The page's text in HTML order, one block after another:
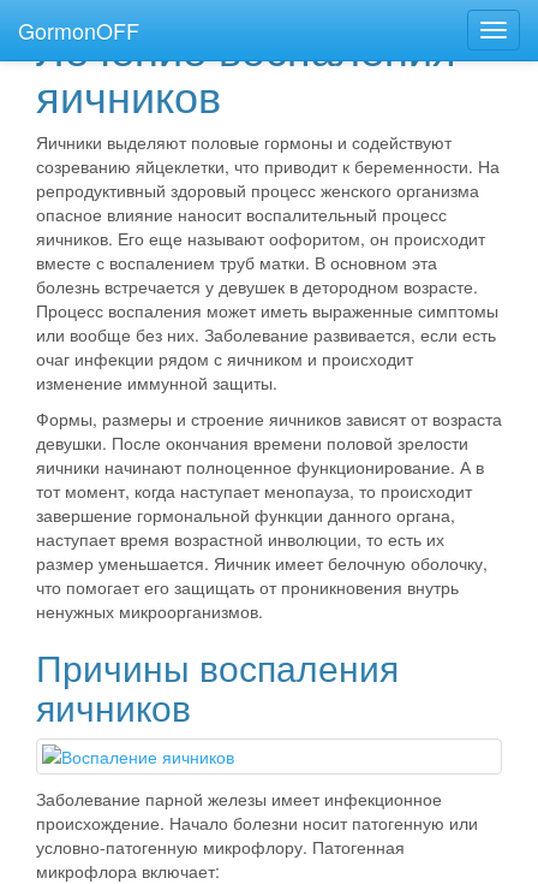
GormonOFF
Лечение воспаления
яичников
Яичники выделяют половые гормоны и содействуют
созреванию яйцеклетки, что приводит к беременности. На
репродуктивный здоровый процесс женского организма
опасное влияние наносит воспалительный процесс
яичников. Его еще называют оофоритом, он происходит
вместе с воспалением труб матки. В основном эта
болезнь встречается у девушек в детородном возрасте.
Процесс воспаления может иметь выраженные симптомы
или вообще без них. Заболевание развивается, если есть
очаг инфекции рядом с яичником и происходит
изменение иммунной защиты.
Формы, размеры и строение яичников зависят от возраста
девушки. После окончания времени половой зрелости
яичники начинают полноценное функционирование. А в
тот момент, когда наступает менопауза, то происходит
завершение гормональной функции данного органа,
наступает время возрастной инволюции, то есть их
размер уменьшается. Яичник имеет белочную оболочку,
что помогает его защищать от проникновения внутрь
ненужных микроорганизмов.
Причины воспаления
яичников
Заболевание парной железы имеет инфекционное
происхождение. Начало болезни носит патогенную или
условно-патогенную микрофлору. Патогенная
микрофлора включает: